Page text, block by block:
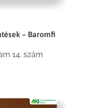
– Baromfi
14. szám